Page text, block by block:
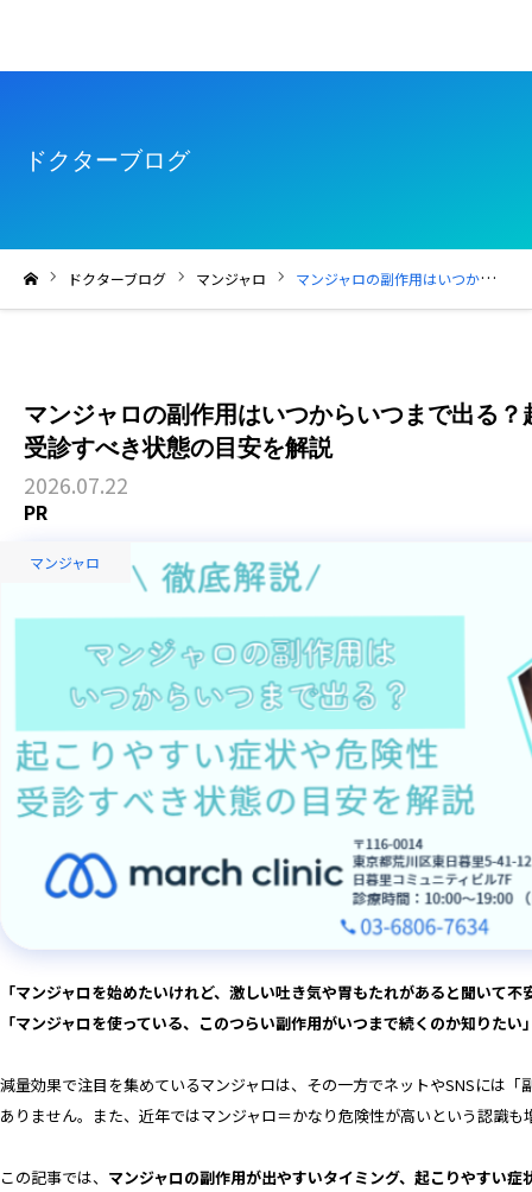
ドクターブログ
ドクターブログ マンジャロ マンジャロの副作用はいつからいつまで出る？起こりやすい症状や危険性と受診すべき状態の目安を解説
マンジャロの副作用はいつからいつまで出る
受診すべき状態の目安を解説
2026.07.22
マンジャロ
「マンジャロを始めたいけれど、激しい吐き気や胃もたれがあると聞いて
「マンジャロを使っている、このつらい副作用がいつまで続くのか知りたい
減量効果で注目を集めているマンジャロは、その一方でネットやSNSには
ありません。また、近年ではマンジャロ＝かなり危険性が高いという認識も
この記事では、 マンジャロの副作用が出やすいタイミング、起こりやすい